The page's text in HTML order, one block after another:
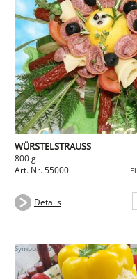
WÜRSTELSTRAUSS
800 g
Art. Nr. 55000
Details